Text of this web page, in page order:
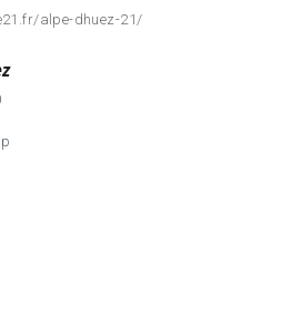
alpe-dhuez-21/